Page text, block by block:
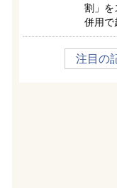
割」を
併用で
注目の